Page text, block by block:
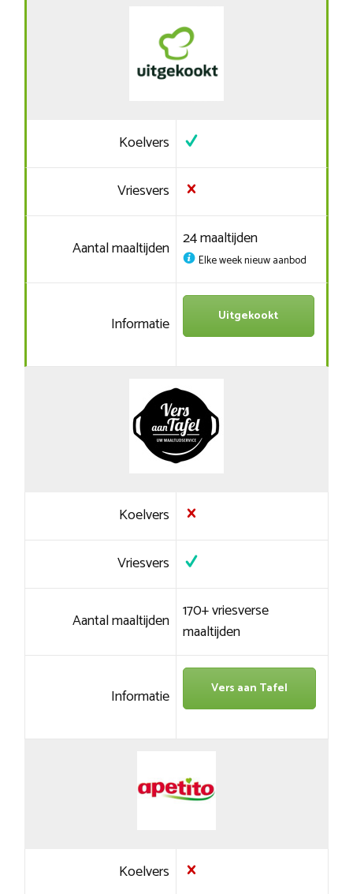
Koelvers
Vriesvers
Aantal maaltijden 24 maaltijden
Elke week nieuw aanbod
Informatie Uitgekookt
Koelvers
Vriesvers
Aantal maaltijden 170+ vriesverse
maaltijden
Informatie Vers aan Tafel
Koelvers